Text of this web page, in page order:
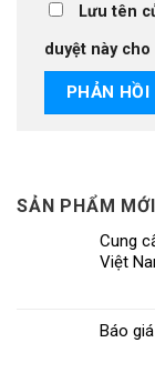
SẢN PHẨM MỚI
Cung
Việt
Báo
Lưu tên
duyệt này